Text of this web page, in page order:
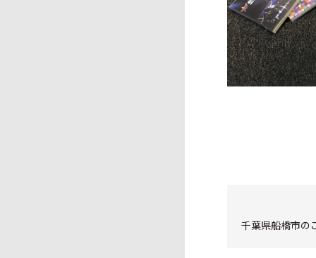
千葉県船橋市の